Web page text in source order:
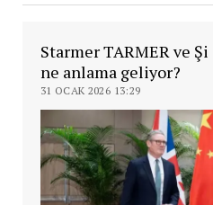
Starmer TARMER ve
ne anlama geliyor?
31 OCAK 2026 13:29